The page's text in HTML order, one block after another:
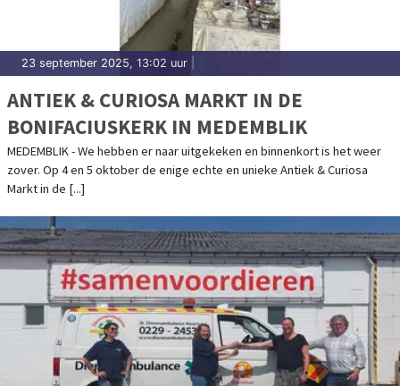
23 september 2025, 13:02 uur
ANTIEK & CURIOSA MARKT IN DE
BONIFACIUSKERK IN MEDEMBLIK
MEDEMBLIK - We hebben er naar uitgekeken en binnenkort is het weer
zover. Op 4 en 5 oktober de enige echte en unieke Antiek & Curiosa
Markt in de [...]